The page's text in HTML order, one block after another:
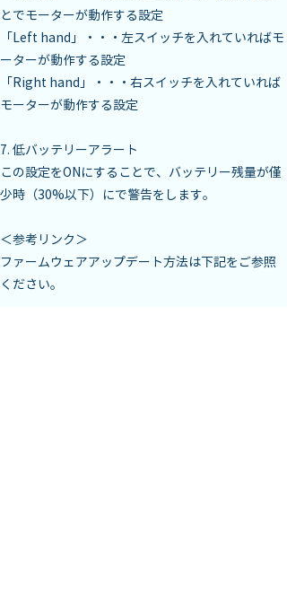
とでモーターが動作する設定
「Left hand」・・・左スイッチを入れていればモ
ーターが動作する設定
「Right hand」・・・右スイッチを入れていれば
モーターが動作する設定
7. 低バッテリーアラート
この設定をONにすることで、バッテリー残量が僅
少時（30%以下）にで警告をします。
＜参考リンク＞
ファームウェアアップデート方法は下記をご参照
ください。